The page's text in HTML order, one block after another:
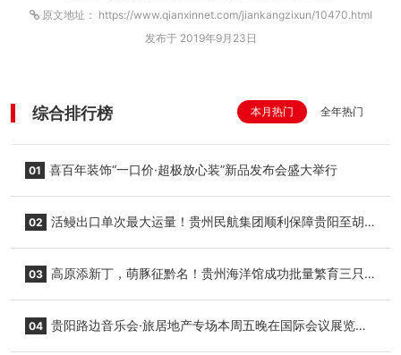
原文地址： https://www.qianxinnet.com/jiankangzixun/10470.html
发布于 2019年9月23日
综合排行榜 本月热门 全年热门
01 喜百年装饰“一口价·超极放心装”新品发布会盛大举行
02 活鳗出口单次最大运量！贵州民航集团顺利保障贵阳至胡
03 高原添新丁，萌豚征黔名！贵州海洋馆成功批量繁育三只
04 贵阳路边音乐会·旅居地产专场本周五晚在国际会议展览中